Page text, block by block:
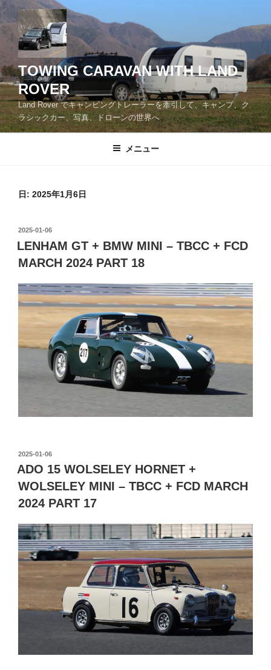
コ
ン
テ
ツ
へ
ス
キ
ッ
TOWING CARAVAN WITH LAND
ROVER
Land Rover でキャンピングトレーラーを牽引して、キャンプ、ク
ラシックカー、写真、ドローンの世界へ
メニュー
日: 2025年1月6日
投
稿
日:
2025-01-06
LENHAM GT + BMW MINI – TBCC + FCD
MARCH 2024 PART 18
投
稿
日:
2025-01-06
ADO 15 WOLSELEY HORNET +
WOLSELEY MINI – TBCC + FCD MARCH
2024 PART 17